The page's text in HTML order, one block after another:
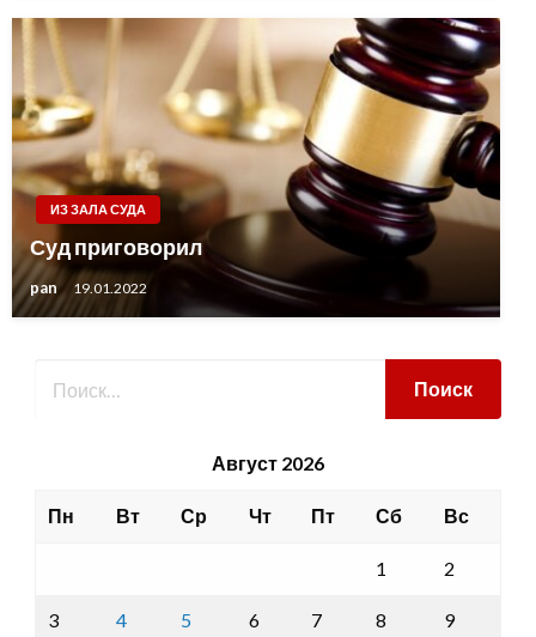
ИЗ ЗАЛА СУДА
Суд приговорил
pan 19.01.2022
Август 2026
Пн Вт Ср Чт Пт Сб Вс
1 2
3 4 5 6 7 8 9